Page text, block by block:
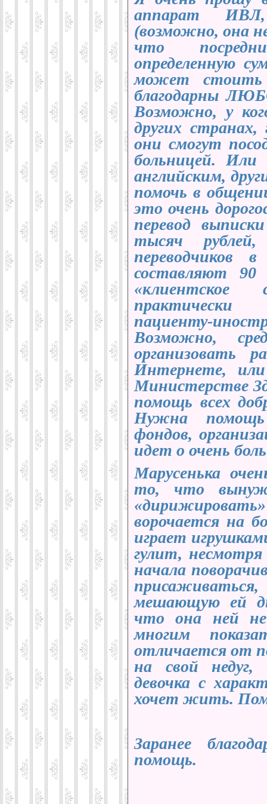
аппарат
(возможно, она
что
определенную
может стоить
благодарны
Возможно, у
других
они смогут
больницей.
английским,
помочь в
это очень
перевод
тысяч
переводчиков
составляют
«клиентское
практически
пациенту-
Возможно,
организовать
Интернете,
Министерстве
помощь всех
Нужна помощь
фондов,
идет о очень
Марусенька
то, что
ворочается на
играет
гулит,
начала
мешающую ей
что она ней
многим
отличается от
на свой недуг,
девочка с
хочет жить.
Заранее
помощь.